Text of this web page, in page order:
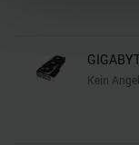
personalisieren,
zu können und
analysieren.
Kein